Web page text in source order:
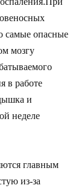
самые опасные
мозгу
в работе
и
неделе
главным
из-за